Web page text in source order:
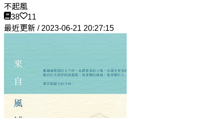
不起風
38
11
最近更新 / 2023-06-21 20:27:15